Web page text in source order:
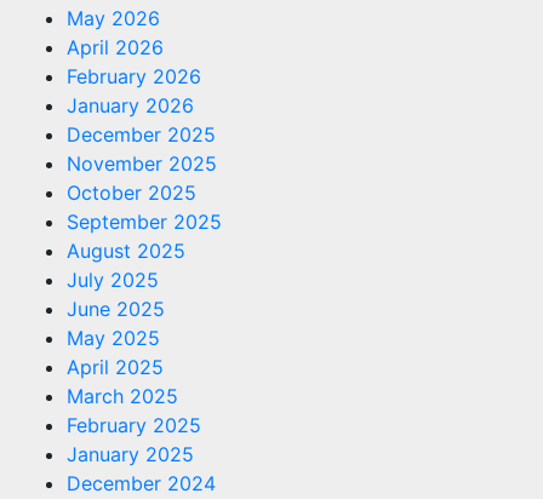
May 2026
April 2026
February 2026
January 2026
December 2025
November 2025
October 2025
September 2025
August 2025
July 2025
June 2025
May 2025
April 2025
March 2025
February 2025
January 2025
December 2024